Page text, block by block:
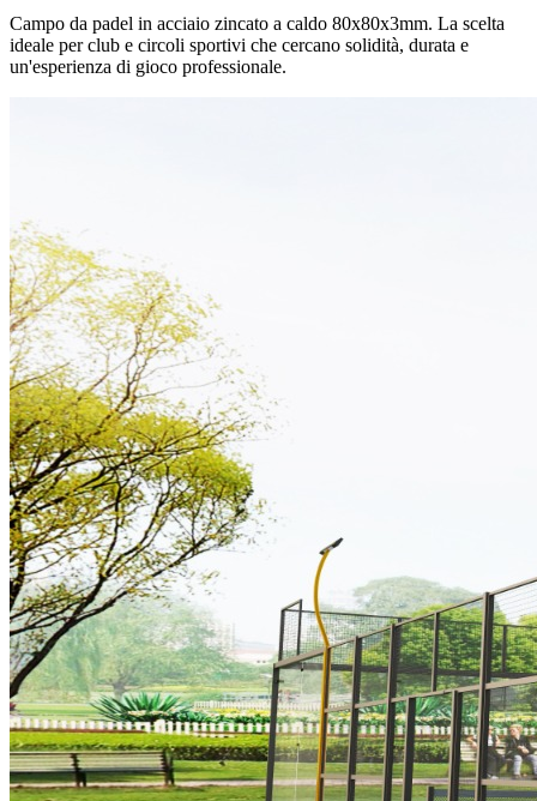
Campo da padel in acciaio zincato a caldo 80x80x3mm. La scelta
ideale per club e circoli sportivi che cercano solidità, durata e
un'esperienza di gioco professionale.